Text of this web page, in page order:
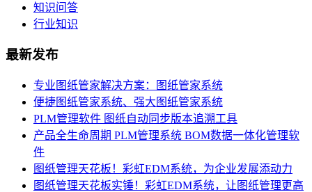
知识问答
行业知识
最新发布
专业图纸管家解决方案：图纸管家系统
便捷图纸管家系统、强大图纸管家系统
PLM管理软件 图纸自动同步版本追溯工具
产品全生命周期 PLM管理系统 BOM数据一体化管理软
件
图纸管理天花板！彩虹EDM系统，为企业发展添动力
图纸管理天花板实锤！彩虹EDM系统，让图纸管理更高